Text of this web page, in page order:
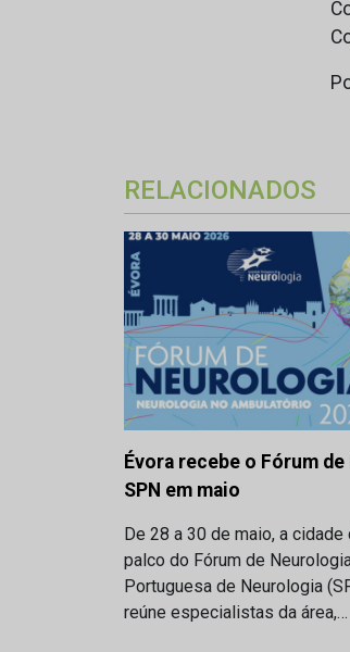
RELACIONADOS
Évora recebe o Fórum
SPN em maio
De 28 a 30 de maio, a cidade
palco do Fórum de
Portuguesa de Neurologia
reúne especialistas da área,…